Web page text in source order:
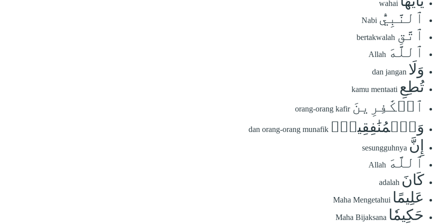
wahai
ٱلنَّبِيُّ Nabi
ٱتَّقِ bertakwalah
ٱللَّهَ Allah
وَلَا dan jangan
تُطِعِ kamu mentaati
ٱلۡكَٰفِرِينَ orang-orang kafir
وَٱلۡمُنَٰفِقِينَۚ dan orang-orang munafik
إِنَّ sesungguhnya
ٱللَّهَ Allah
كَانَ adalah
عَلِيمًا Maha Mengetahui
حَكِيمٗا Maha Bijaksana